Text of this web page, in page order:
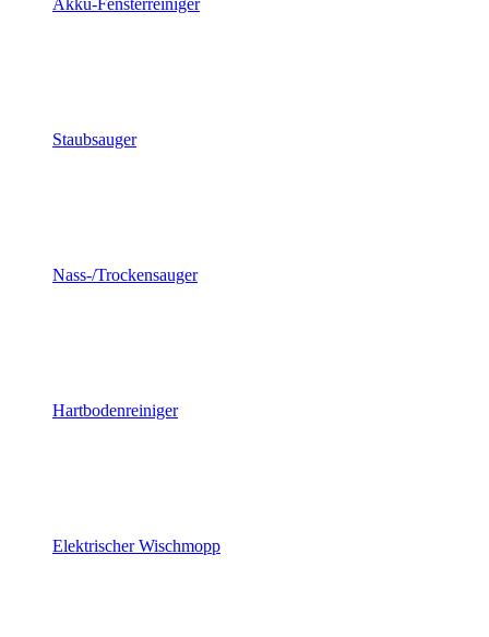
Akku-Fensterreiniger
Staubsauger
Nass-/Trockensauger
Hartbodenreiniger
Elektrischer Wischmopp